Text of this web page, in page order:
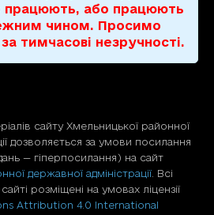
працюють, або працюють
чином. Просимо
тимчасові незручності.
сайту Хмельницької районної
дозволяється за умови посилання
— гiперпосилання) на сайт
державної адміністрації . Всі
розміщені на умовах ліцензії
Attribution 4.0 International